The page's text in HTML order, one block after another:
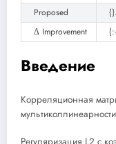
Proposed
Δ Improvement
Введение
Корреляционная